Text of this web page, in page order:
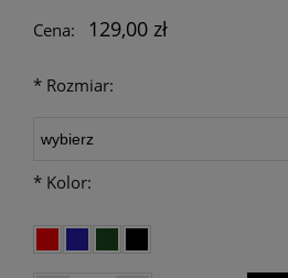
Cena:
129,00 zł
* Rozmiar:
* Kolor: